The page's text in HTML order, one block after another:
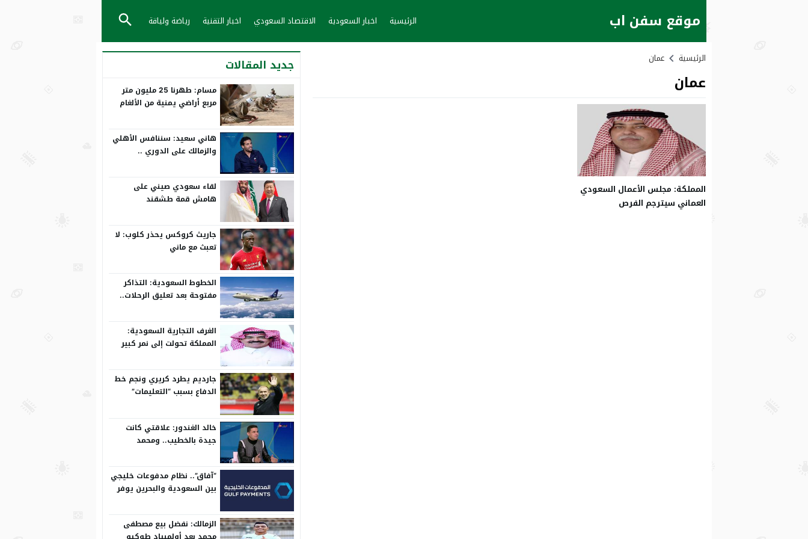
موقع سفن اب الرئيسية اخبار السعودية الاقتصاد السعودي اخبار التقنية رياضة ولياقة
الرئيسية عمان
عمان
المملكة: مجلس الأعمال السعودي
العماني سيترجم الفرص
جديد المقالات
مسام: طهرنا 25 مليون متر
مربع أراضي يمنية من الألغام
هاني سعيد: سننافس الأهلي
والزمالك على الدوري ..
لقاء سعودي صيني على
هامش قمة طشقند
جاريث كروكس يحذر كلوب: لا
تعبث مع ماني
الخطوط السعودية: التذاكر
مفتوحة بعد تعليق الرحلات..
الغرف التجارية السعودية:
المملكة تحولت إلى نمر كبير
جارديم يطرد كريري ونجم خط
الدفاع بسبب “التعليمات”
خالد الغندور: علاقتي كانت
جيدة بالخطيب.. ومحمد
“آفاق”.. نظام مدفوعات خليجي
بين السعودية والبحرين يوفر
الزمالك: نفضل بيع مصطفى